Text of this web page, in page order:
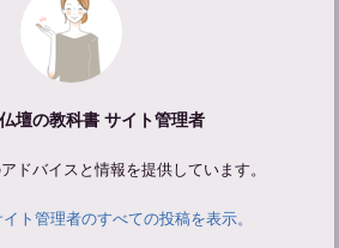
壇の教科書 サイト管理者
ドバイスと情報を提供しています。
ト管理者のすべての投稿を表示。